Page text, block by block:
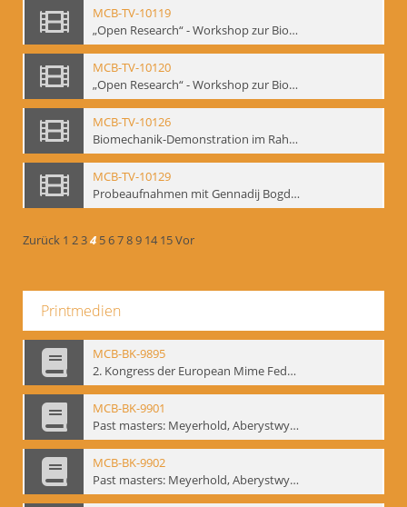
MCB-TV-10119
„Open Research“ - Workshop zur Biomechanik, 10.-14.05.1994 im Mime Centrum Berlin (Bd.1). - Interne Signatur: BM-vid-26
MCB-TV-10120
„Open Research“ - Workshop zur Biomechanik, 10.-14.05.1994 im Mime Centrum Berlin (Bd.2). - Interne Signatur: BM-vid-27
MCB-TV-10126
Biomechanik-Demonstration im Rahmen vom 2. Kongress der European Mime Federation: „Rekonstruktion/Innovation“, Berlin Mai 1993 - Interne Signatur: BM-vid-36
MCB-TV-10129
Probeaufnahmen mit Gennadij Bogdanow und Demonstrationsvortrag im Berliner Ensemble, 04.10.1991, Ausschnitt 2 - Interne Signatur: BM-vid-45_A2
Zurück 1 234 56789 14 15Vor
Printmedien
MCB-BK-9895
2. Kongress der European Mime Federation: „Rekonstruktion/Innovation“, Berlin Mai 1993 - interne Signatur: BM-prt-90-1
MCB-BK-9901
Past masters: Meyerhold, Aberystwyth, 27.-29.10.1995 - interne Signatur: BM-prt-94-1
MCB-BK-9902
Past masters: Meyerhold, Aberystwyth, 27.-29.10.1995 - interne Signatur: BM-prt-94-2